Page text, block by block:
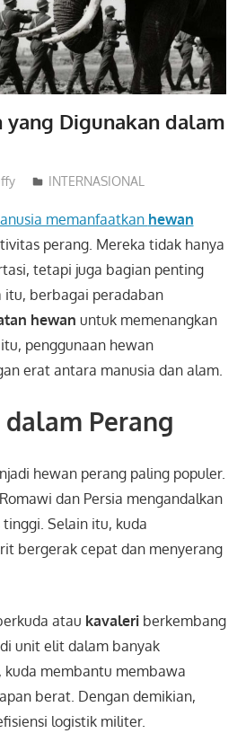
yang Digunakan dalam
INTERNASIONAL
memanfaatkan hewan
perang. Mereka tidak hanya
tetapi juga bagian penting
itu, berbagai peradaban
hewan untuk memenangkan
penggunaan hewan
erat antara manusia dan alam.
dalam Perang
hewan perang paling populer.
dan Persia mengandalkan
Selain itu, kuda
bergerak cepat dan menyerang
atau kavaleriberkembang
unit elit dalam banyak
kuda membantu membawa
berat. Dengan demikian,
logistik militer.